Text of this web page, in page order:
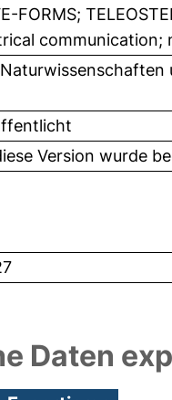
FORMS;
communication;
Version wurde
Daten